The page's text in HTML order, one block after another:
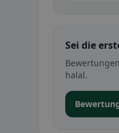
Sei die
halal.